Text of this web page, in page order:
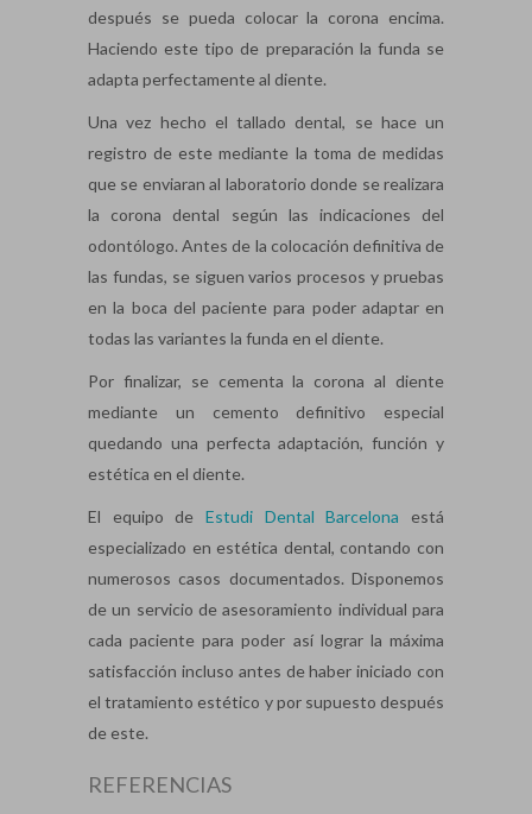
después se pueda colocar la corona encima.
Haciendo este tipo de preparación la funda se
adapta perfectamente al diente.
Una vez hecho el tallado dental, se hace un
registro de este mediante la toma de medidas
que se enviaran al laboratorio donde se realizara
la corona dental según las indicaciones del
odontólogo. Antes de la colocación definitiva de
las fundas, se siguen varios procesos y pruebas
en la boca del paciente para poder adaptar en
todas las variantes la funda en el diente.
Por finalizar, se cementa la corona al diente
mediante un cemento definitivo especial
quedando una perfecta adaptación, función y
estética en el diente.
El equipo de Estudi Dental Barcelona está
especializado en estética dental, contando con
numerosos casos documentados. Disponemos
de un servicio de asesoramiento individual para
cada paciente para poder así lograr la máxima
satisfacción incluso antes de haber iniciado con
el tratamiento estético y por supuesto después
de este.
REFERENCIAS